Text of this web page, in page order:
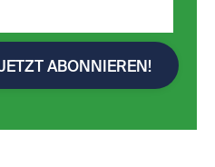
ABONNIEREN!